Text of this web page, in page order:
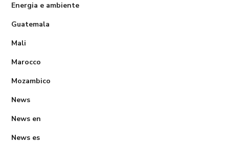
Energia e ambiente
Guatemala
Mali
Marocco
Mozambico
News
News en
News es